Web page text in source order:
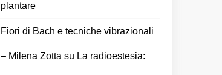
plantare
Fiori di Bach e tecniche vibrazionali
– Milena Zotta su La radioestesia: